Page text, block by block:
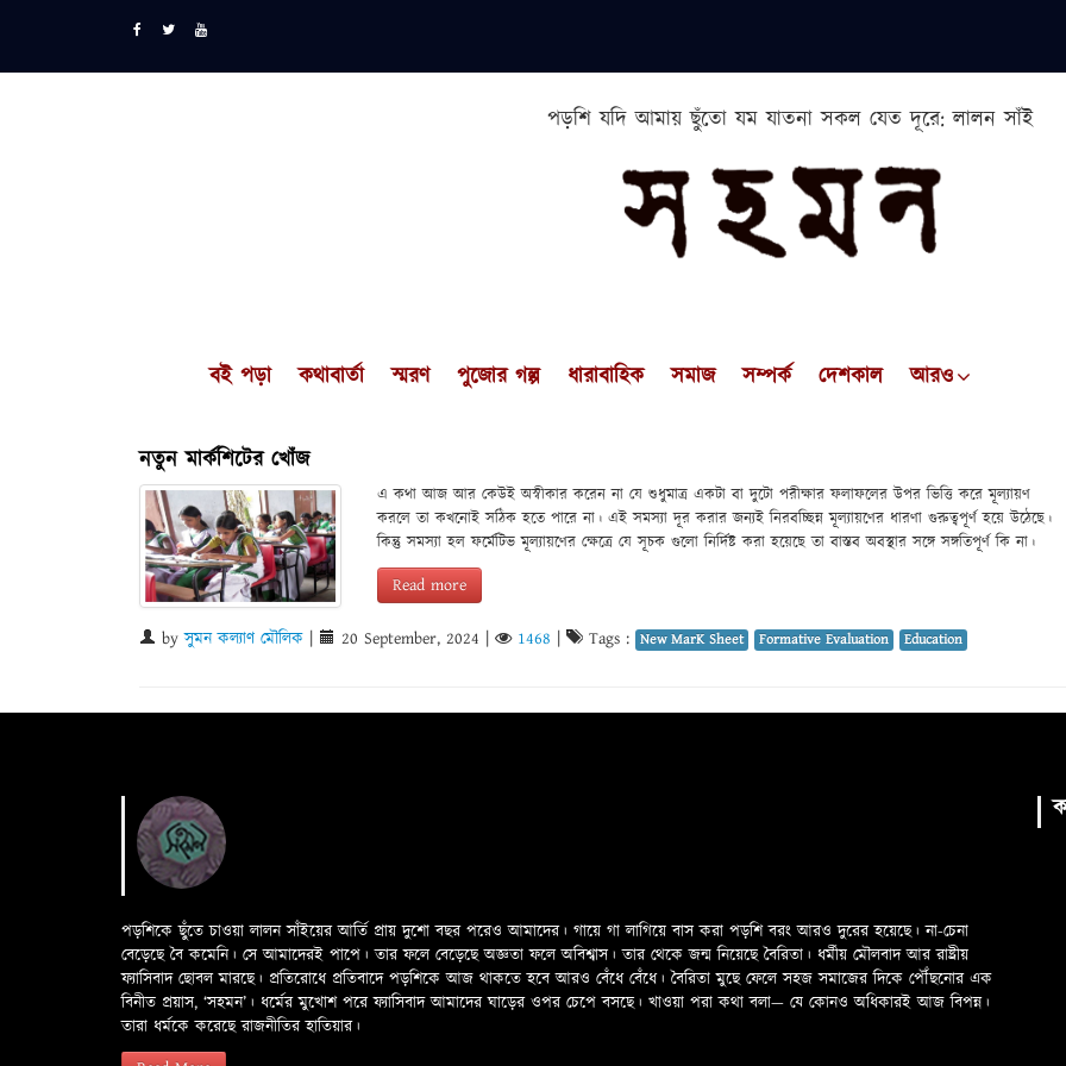
পড়শি যদি আমায় ছুঁতো যম যাতনা সকল যেত দূরে: লালন সাঁই
বই পড়া কথাবার্তা স্মরণ পুজোর গল্প ধারাবাহিক সমাজ সম্পর্ক দেশকাল আরও
নতুন মার্কশিটের খোঁজ
এ কথা আজ আর কেউই অস্বীকার করেন না যে শুধুমাত্র একটা বা দুটো পরীক্ষার ফলাফলের উপর ভিত্তি করে মূল্যায়ণ
করলে তা কখনোই সঠিক হতে পারে না। এই সমস্যা দূর করার জন্যই নিরবচ্ছিন্ন মূল্যায়ণের ধারণা গুরুত্বপূর্ণ হয়ে উঠেছে।
কিন্তু সমস্যা হল ফর্মেটিভ মূল্যায়ণের ক্ষেত্রে যে সূচক গুলো নির্দিষ্ট করা হয়েছে তা বাস্তব অবস্থার সঙ্গে সঙ্গতিপূর্ণ কি না।
Read more
byসুমন কল্যাণ মৌলিক 20 September, 2024 1468 Tags : New MarK Sheet Formative Evaluation Education
পড়শিকে ছুঁতে চাওয়া লালন সাঁইয়ের আর্তি প্রায় দুশো বছর পরেও আমাদের। গায়ে গা লাগিয়ে বাস করা পড়শি বরং আরও দুরের হয়েছে। না-চেনা
বেড়েছে বৈ কমেনি। সে আমাদেরই পাপে। তার ফলে বেড়েছে অজ্ঞতা ফলে অবিশ্বাস। তার থেকে জন্ম নিয়েছে বৈরিতা। ধর্মীয় মৌলবাদ আর রাষ্ট্রীয়
ফ্যাসিবাদ ছোবল মারছে। প্রতিরোধে প্রতিবাদে পড়শিকে আজ থাকতে হবে আরও বেঁধে বেঁধে। বৈরিতা মুছে ফেলে সহজ সমাজের দিকে পৌঁছনোর এক
বিনীত প্রয়াস, ‘সহমন’। ধর্মের মুখোশ পরে ফ্যাসিবাদ আমাদের ঘাড়ের ওপর চেপে বসছে। খাওয়া পরা কথা বলা—­­ যে কোনও অধিকারই আজ বিপন্ন।
তারা ধর্মকে করেছে রাজনীতির হাতিয়ার।